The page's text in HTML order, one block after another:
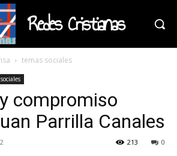
Redes Cristianas
temas sociales
compromiso
Parrilla Canales
0
213